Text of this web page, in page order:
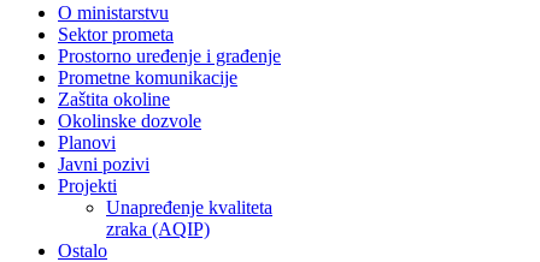
O ministarstvu
Sektor prometa
Prostorno uređenje i građenje
Prometne komunikacije
Zaštita okoline
Okolinske dozvole
Planovi
Javni pozivi
Projekti
Unapređenje kvaliteta
zraka (AQIP)
Ostalo